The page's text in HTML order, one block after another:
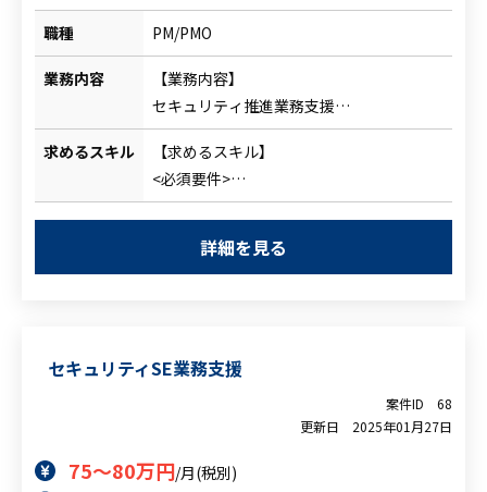
職種 PM/PMO
業務内容
【業務内容】
セキュリティ推進業務支援
・クラウドセキュリティ利用申請案内、
チェック、審査（必要があれば差し戻し、
確認）
・セキュリティ関連手順書作成
・情報資産管理におけるプロセス整理など
・セキュリティ関連プロセスの見直し
求めるスキル
【求めるスキル】
<必須要件>
・インフラ知識、経験
・ITマニュアルや手順書作成の経験
かりやすい資料作成能力
・情報セキュリティマネジメントに関する
・ヘルプデスク業務などでユーザー向けマ
詳細を見る
セキュリティSE業務支援
案件ID
68
更新日
2025年01月27日
75～80万円/月(税別)